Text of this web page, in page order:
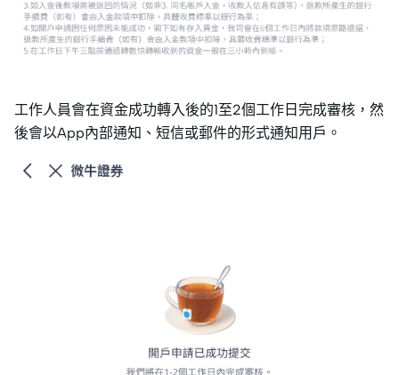
工作人員會在資金成功轉入後的1至2個工作日完成審核，然
後會以App內部通知、短信或郵件的形式通知用戶。